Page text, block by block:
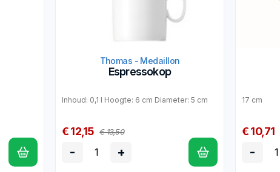
Thomas - Medaillon
Espressokop
Inhoud: 0,1 l Hoogte: 6 cm Diameter: 5 cm
€ 12,15 € 13,50
- +
17 cm
€ 10,71
-